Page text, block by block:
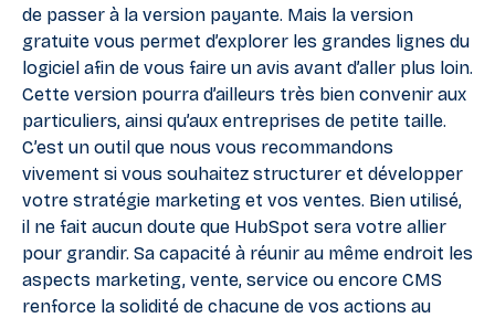
de passer à la version payante. Mais la version
gratuite vous permet d’explorer les grandes lignes du
logiciel afin de vous faire un avis avant d’aller plus loin.
Cette version pourra d’ailleurs très bien convenir aux
particuliers, ainsi qu’aux entreprises de petite taille.
C’est un outil que nous vous recommandons
vivement si vous souhaitez structurer et développer
votre stratégie marketing et vos ventes. Bien utilisé,
il ne fait aucun doute que HubSpot sera votre allier
pour grandir. Sa capacité à réunir au même endroit les
aspects marketing, vente, service ou encore CMS
renforce la solidité de chacune de vos actions au